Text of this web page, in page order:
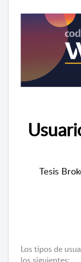
Tesis
Los tipos de